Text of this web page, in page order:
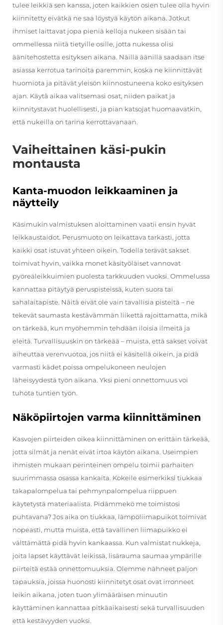
tulee leikkiä sen kanssa, joten kaikkien osien tulee olla hyvin
kiinnitetty eivätkä ne saa löystyä käytön aikana. Jotkut
ihmiset laittavat jopa pieniä kelloja nukeen sisään tai
ommellessa niitä tietyille osille, jotta nukessa olisi
äänitehostetta esityksen aikana. Näillä äänillä saadaan itse
asiassa kerrotua tarinoita paremmin, koska ne kiinnittävät
huomiota ja pitävät yleisön kiinnostuneena koko esityksen
ajan. Käytä aikaa valitsemasi osat, niiden paikat ja
kiinnitystavat huolellisesti, ja pian katsojat huomaavatkin,
että nukeilla on tarina kerrottavanaan.
Vaiheittainen käsi-pukin
montausta
Kanta-muodon leikkaaminen ja
näytteily
Käsimukin valmistuksen aloittaminen vaatii ensin hyvät
leikkaustaidot. Perusmuoto on leikattava tarkasti, jotta
kaikki osat istuvat yhteen oikein. Todella terävät sakset
toimivat hyvin, vaikka monet käsityöläiset vannovat
pyöreäleikkuimien puolesta tarkkuuden vuoksi. Ommelussa
kannattaa pitäytyä peruspisteissä, kuten suora tai
sahalaitapiste. Näitä eivät ole vain tavallisia pisteitä – ne
tekevät saumasta kestävämmän liikettä rajoittamatta, mikä
on tärkeää, kun myöhemmin tehdään iloisia ilmeitä ja
eleitä. Turvallisuuskin on tärkeää – muista, että sakset voivat
aiheuttaa verenvuotoa, jos niitä ei käsitellä oikein, ja pidä
varmasti kädet poissa ompelukoneen neulojen
läheisyydestä työn aikana. Yksi pieni onnettomuus voi
tuhota tuntien työn.
Näköpiirtojen varma kiinnittäminen
Kasvojen piirteiden oikea kiinnittäminen on erittäin tärkeää,
jotta silmät ja nenät eivät irtoa käytön aikana. Useimpien
ihmisten mukaan perinteinen ompelu toimii parhaiten
suurimmassa osassa kankaita. Kokeile esimerkiksi tiukkaa
takapalompelua tai pehmynpalompelua riippuen
käytetystä materiaalista. Pidämmekö me toimistosi
puhtavana? Jos aika on tiukkaa, lämpöliimapuikot toimivat
nopeasti, mutta muista, että tavallinen liimapuikko ei
välttämättä pidä hyvin kankaassa. Kun valmistat nukkeja,
joita lapset käyttävät leikissä, lisärauma saumaa ympärille
piirteitä estää onnettomuuksia. Olemme nähneet paljon
tapauksia, joissa huonosti kiinnitetyt osat ovat irronneet
leikin aikana, joten tuon ylimääräisen minuutin
käyttäminen kannattaa pitkäaikaisesti sekä turvallisuuden
että kestävyyden vuoksi.